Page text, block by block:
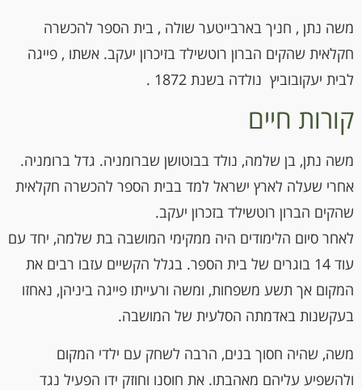
משה נתן , חניך בארבייטער שולה , בית הספר להכשרה
חקלאית שהקים הברון רוטשילד בזיכרון יעקב. אשתו , פייגה
לבית יעקובוביץ נולדה בשנת 1872 .
קורות חיים
משה נתן, בן שלמה, נולד בבוטושן שברומניה. גדל ברומניה.
אחרי שעלה לארץ ישראל למד בבית הספר להכשרה חקלאית
שהקים הברון רוטשילד בזכרון יעקב.
לאחר סיום הלימודים היה ממקימי המושבה בת שלמה, יחד עם
עוד 14 בוגרים של בית הספר. בגלל הקשיים עזבו רבים את
המקום אך תשע משפחות, ומשה ורעייתו פייגה ביניהן, נאחזו
בעקשנות באדמתה הסלעית של המושבה.
משה, שהיה חסוך בנים, הרבה לשחק עם ילדי המקום
ולהשפיע עליהם מאהבתו. את חוסנו וחוזק ידו הפעיל נגד